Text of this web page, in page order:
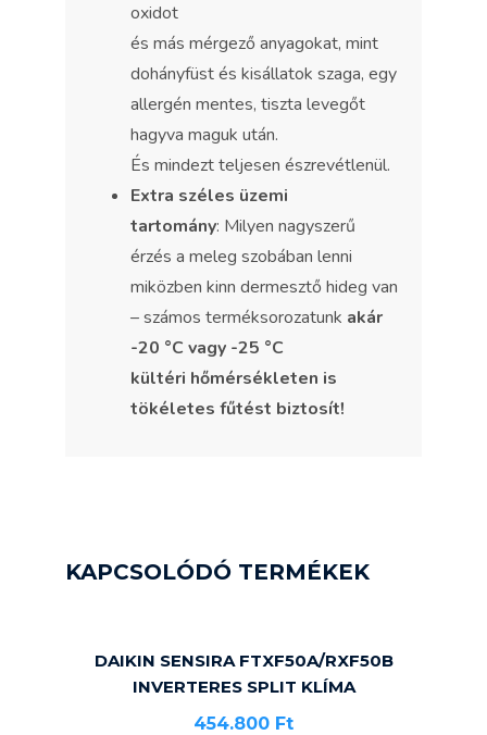
oxidot
és más mérgező anyagokat, mint
dohányfüst és kisállatok szaga, egy
allergén mentes, tiszta levegőt
hagyva maguk után.
És mindezt teljesen észrevétlenül.
Extra széles üzemi
tartomány: Milyen nagyszerű
érzés a meleg szobában lenni
miközben kinn dermesztő hideg van
– számos terméksorozatunk akár
-20 °C vagy -25 °C
kültéri hőmérsékleten is
tökéletes fűtést biztosít!
KAPCSOLÓDÓ TERMÉKEK
DAIKIN SENSIRA FTXF50A/RXF50B
INVERTERES SPLIT KLÍMA
454.800 Ft